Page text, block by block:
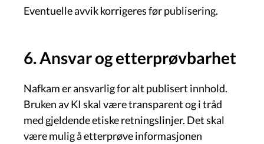
Eventuelle avvik korrigeres før publisering.
6. Ansvar og etterprøvbarhet
Nafkam er ansvarlig for alt publisert innhold.
Bruken av KI skal være transparent og i tråd
med gjeldende etiske retningslinjer. Det skal
være mulig å etterprøve informasjonen